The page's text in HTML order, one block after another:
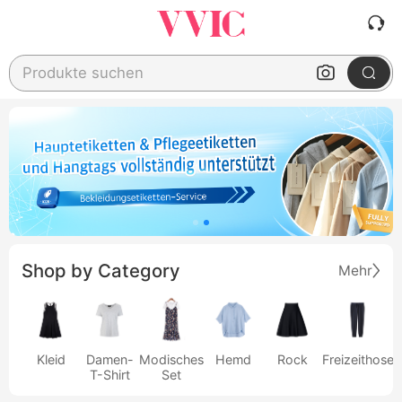
Produkte suchen
Shop by Category Mehr
Kleid
Damen-
T-Shirt
Modisches
Set
Hemd Rock Freizeithose